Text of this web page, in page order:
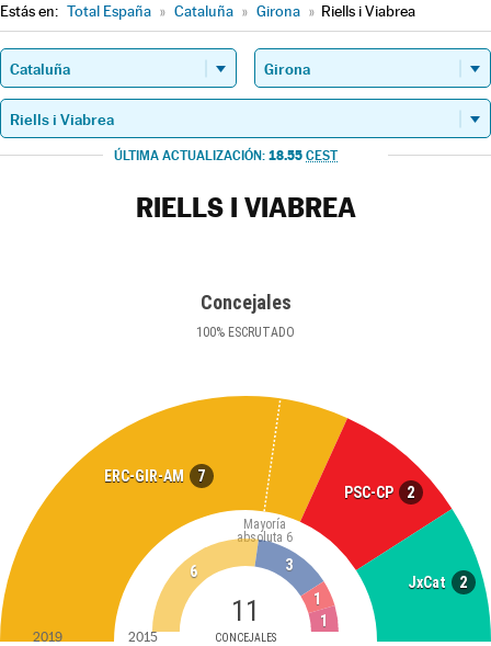
Estás en: Total España » Cataluña » Girona » Riells i Viabrea
ÚLTIMA ACTUALIZACIÓN: 18.55 CEST
RIELLS I VIABREA
Concejales
100% ESCRUTADO
ERC-GIR-AM 7
PSC-CP 2
JxCat 2
11
CONCEJALES
Mayoría
absoluta 6
6
3
1
1
2019 2015